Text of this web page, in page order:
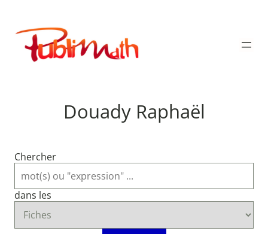
contenu
Publimath
Douady Raphaël
Chercher
dans les